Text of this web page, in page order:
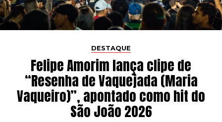
DESTAQUE
Felipe Amorim lança clipe de
“Resenha de Vaquejada (Maria
Vaqueiro)”, apontado como hit do
São João 2026